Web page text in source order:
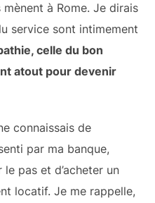
à Rome. Je dirais
service sont intimement
celle du bon
atout pour devenir
connaissais de
par ma banque,
pas et d’acheter un
locatif. Je me rappelle,